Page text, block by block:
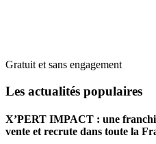
Gratuit et sans engagement
Les actualités populaires
X’PERT IMPACT : une
vente et recrute dans toute la